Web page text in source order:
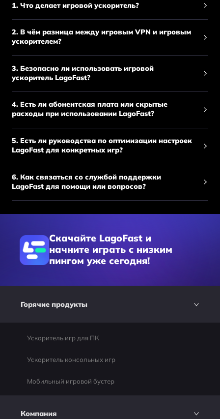
1. Что делает игровой ускоритель?
2. В чём разница между игровым VPN и игровым
ускорителем?
3. Безопасно ли использовать игровой
ускоритель LagoFast?
4. Есть ли абонентская плата или скрытые
расходы при использовании LagoFast?
5. Есть ли руководства по оптимизации настроек
LagoFast для конкретных игр?
6. Как связаться со службой поддержки
LagoFast для помощи или вопросов?
Скачайте LagoFast и
начните играть с низким
пингом уже сегодня!
Горячие продукты
Ускоритель игр для ПК
Ускоритель консольных игр
Мобильный игровой бустер
Компания